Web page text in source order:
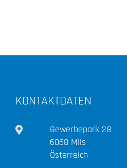
KONTAKTDATEN
Gewerbepark 28
6068 Mils
Österreich